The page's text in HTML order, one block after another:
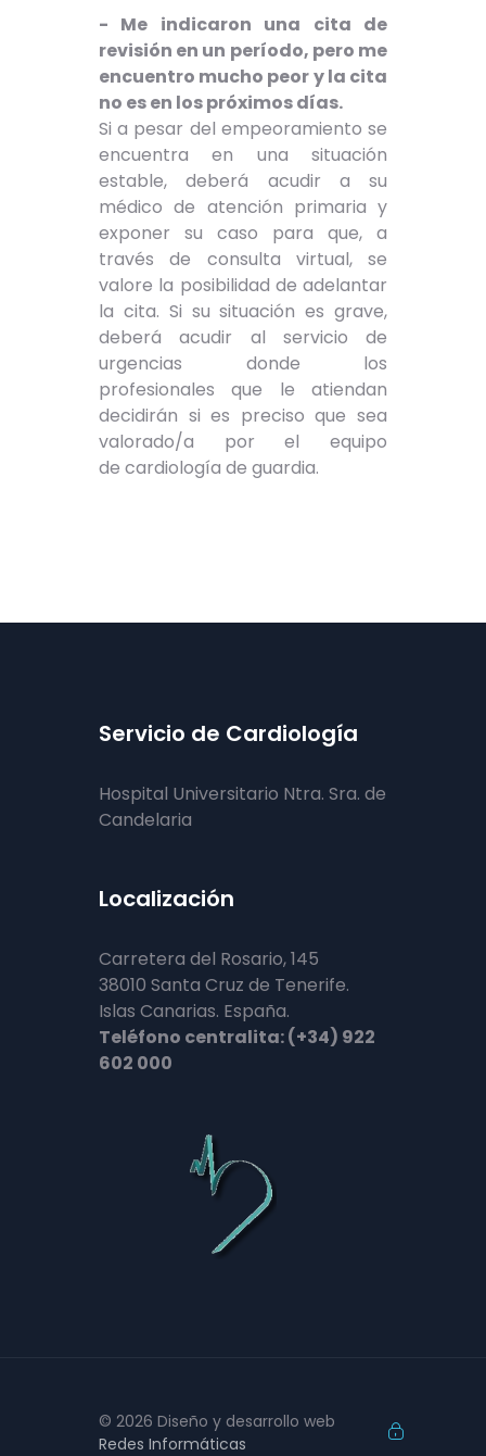
- Me indicaron una cita de
revisión en un período, pero me
encuentro mucho peor y la cita
no es en los próximos días.
Si a pesar del empeoramiento se
encuentra en una situación
estable, deberá acudir a su
médico de atención primaria y
exponer su caso para que, a
través de consulta virtual, se
valore la posibilidad de adelantar
la cita. Si su situación es grave,
deberá acudir al servicio de
urgencias donde los
profesionales que le atiendan
decidirán si es preciso que sea
valorado/a por el equipo
de cardiología de guardia.
Servicio de Cardiología
Hospital Universitario Ntra. Sra. de
Candelaria
Localización
Carretera del Rosario, 145
38010 Santa Cruz de Tenerife.
Islas Canarias. España.
Teléfono centralita: (+34) 922
602 000
© 2026 Diseño y desarrollo web
Redes Informáticas